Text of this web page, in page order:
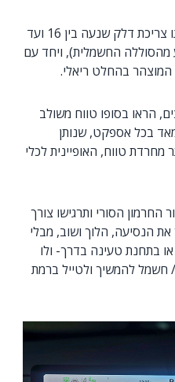
בפועל, תנאי מבחן אמיתיים הציגו צריכת דלק שנעה בין 16 ועד
מהסוללה החשמלית), ויחד עם
הראו בסופו טווח משולב
על מאד בכל אספקט, שנותן
טווח, האופיינית לכלי
הסורי ותרגישו צורך
את הנסיעה, הלוך ושוב, מבלי
בתחנת טעינה בדרך- ולו
חשמל להמשיך ולטייל ברמת